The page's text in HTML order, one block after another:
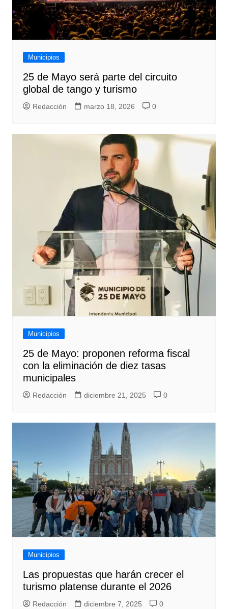
Municipios
25 de Mayo será parte del circuito
global de tango y turismo
Redacción marzo 18, 2026 0
Municipios
25 de Mayo: proponen reforma fiscal
con la eliminación de diez tasas
municipales
Redacción diciembre 21, 2025 0
Municipios
Las propuestas que harán crecer el
turismo platense durante el 2026
Redacción diciembre 7, 2025 0